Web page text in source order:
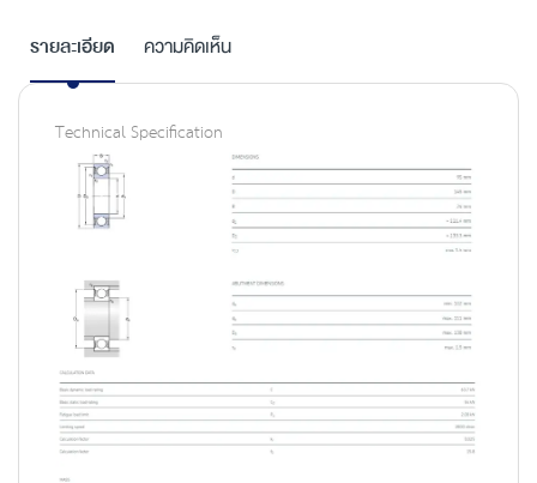
รายละเอียด
Technical Specification
ความคิดเห็น